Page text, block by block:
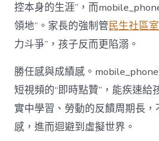
控本身的生涯”，而
領地”。家長的強制管民生社區
力斗爭”，孩子反而更陷溺。
勝任感與成績感。mobile_phone
短視頻的“即時點贊”，能疾速給
實中學習、勞動的反饋周期長
感，進而迴避到虛擬世界。